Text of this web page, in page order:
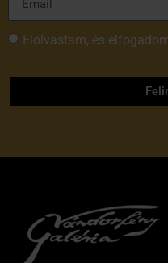
Elolvastam, és